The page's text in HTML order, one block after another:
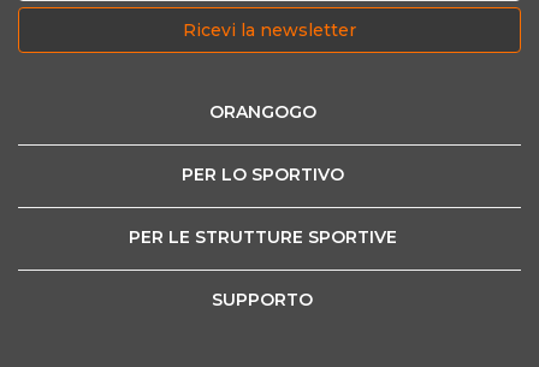
Ricevi la newsletter
ORANGOGO
PER LO SPORTIVO
PER LE STRUTTURE SPORTIVE
SUPPORTO